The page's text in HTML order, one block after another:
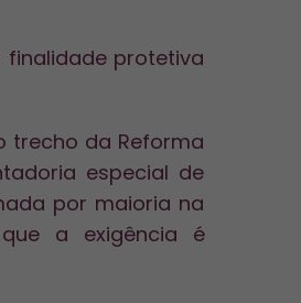
finalidade protetiva
trecho da Reforma
especial de
por maioria na
a exigência é